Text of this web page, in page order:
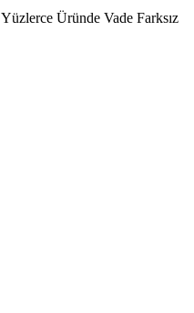
Yüzlerce Üründe Vade Farksız